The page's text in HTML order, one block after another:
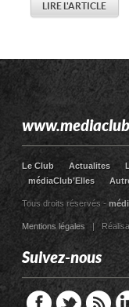
LIRE L'ARTICLE
Le Club Actualites
médiaClub’Elles
Tous droits réservés -
Mentions légales|
Suivez-nous